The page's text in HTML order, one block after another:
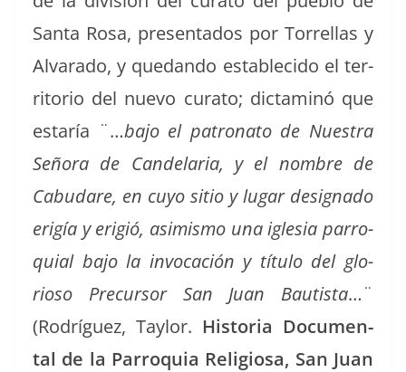
San­ta Rosa, pre­sen­ta­dos por Tor­rel­las y
Alvara­do, y quedan­do estable­ci­do el ter­
ri­to­rio del nue­vo cura­to; dic­t­a­m­inó que
estaría ¨…bajo el patrona­to de Nues­tra
Seño­ra de Can­de­lar­ia, y el nom­bre de
Cabu­dare, en cuyo sitio y lugar des­ig­na­do
erigía y erigió, asimis­mo una igle­sia par­ro­
quial bajo la invo­cación y títu­lo del glo­
rioso Pre­cur­sor San Juan Bautista…¨
(Rodríguez, Tay­lor. His­to­ria Doc­u­men­
tal de la Par­ro­quia Reli­giosa, San Juan